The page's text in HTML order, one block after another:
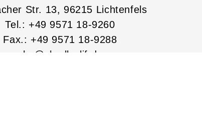
Str. 13, 96215 Lichtenfels
Tel.: +49 9571 18-9260
Fax.: +49 9571 18-9288
vhs@vhs-lkr-lif.de